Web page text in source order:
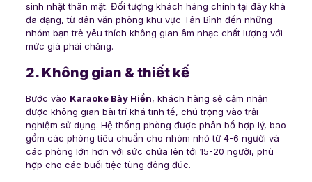
sinh nhật thân mật. Đối tượng khách hàng chính tại đây khá
đa dạng, từ dân văn phòng khu vực Tân Bình đến những
nhóm bạn trẻ yêu thích không gian âm nhạc chất lượng với
mức giá phải chăng.
2. Không gian & thiết kế
Bước vào Karaoke Bảy Hiền, khách hàng sẽ cảm nhận
được không gian bài trí khá tinh tế, chú trọng vào trải
nghiệm sử dụng. Hệ thống phòng được phân bổ hợp lý, bao
gồm các phòng tiêu chuẩn cho nhóm nhỏ từ 4-6 người và
các phòng lớn hơn với sức chứa lên tới 15-20 người, phù
hợp cho các buổi tiệc tùng đông đúc.